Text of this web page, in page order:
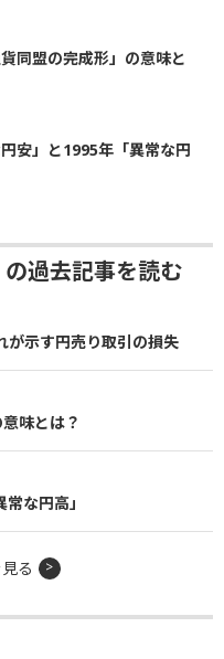
貨同盟の完成形」の意味と
円安」と1995年「異常な円
の過去記事を読む
が示す円売り取引の損失
味とは？
な円高」
る